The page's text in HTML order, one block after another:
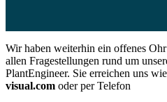
Wir haben weiterhin ein offenes
allen Fragestellungen rund um
PlantEngineer. Sie erreichen uns
visual.com oder per Telefon